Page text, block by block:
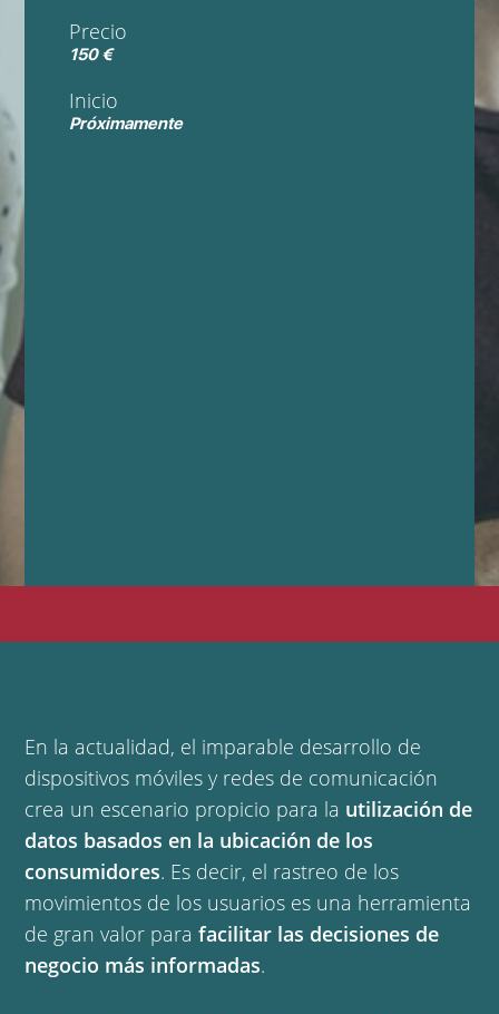
Precio
150 €
Inicio
Próximamente
En la actualidad, el imparable desarrollo de
dispositivos móviles y redes de comunicación
crea un escenario propicio para la utilización de
datos basados en la ubicación de los
consumidores. Es decir, el rastreo de los
movimientos de los usuarios es una herramienta
de gran valor parafacilitar las decisiones de
negocio más informadas.